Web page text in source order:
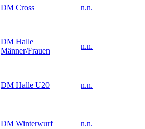
DM Cross n.n.
DM Halle
Männer/Frauen
n.n.
DM Halle U20 n.n.
DM Winterwurf n.n.